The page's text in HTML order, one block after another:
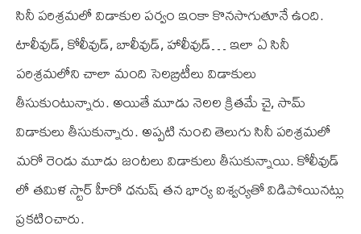
సినీ పరిశ్రమలో విడాకుల పర్వం ఇంకా కొనసాగుతూనే ఉంది.
టాలీవుడ్, కోలీవుడ్, బాలీవుడ్, హాలీవుడ్… ఇలా ఏ సినీ
పరిశ్రమలోని చాలా మంది సెలబ్రిటీలు విడాకులు
తీసుకుంటున్నారు. అయితే మూడు నెలల క్రితమే చై, సామ్
విడాకులు తీసుకున్నారు. అప్పటి నుంచి తెలుగు సినీ పరిశ్రమలో
మరో రెండు మూడు జంటలు విడాకులు తీసుకున్నాయి. కోలీవుడ్
లో తమిళ స్టార్ హీరో ధనుష్ తన భార్య ఐశ్వర్యతో విడిపోయినట్లు
ప్రకటించారు.